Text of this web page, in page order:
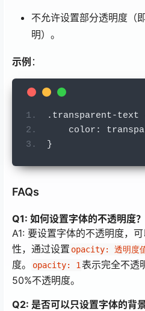
不允许设置部分透明度（
明）。
示例 ：
. transparent-text
    color
:
}
FAQs
Q1: 如何设置字体的不透明度？
A1: 要设置字体的不透明度，
性，通过设置 opacity: 透明度
度。
opacity: 1 表示完全不透
50%不透明度。
Q2: 是否可以只设置字体的背